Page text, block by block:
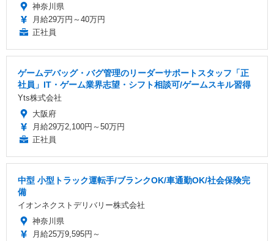
神奈川県
月給29万円～40万円
正社員
ゲームデバッグ・バグ管理のリーダーサポートスタッフ「正
社員」IT・ゲーム業界志望・シフト相談可/ゲームスキル習得
Yts株式会社
大阪府
月給29万2,100円～50万円
正社員
中型 小型トラック運転手/ブランクOK/車通勤OK/社会保険完
備
イオンネクストデリバリー株式会社
神奈川県
月給25万9,595円～